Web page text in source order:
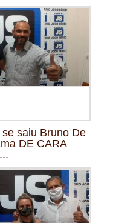
saiu Bruno De
DE CARA